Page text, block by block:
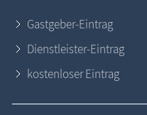
Gastgeber-Eintrag
Dienstleister-Eintrag
kostenloser Eintrag